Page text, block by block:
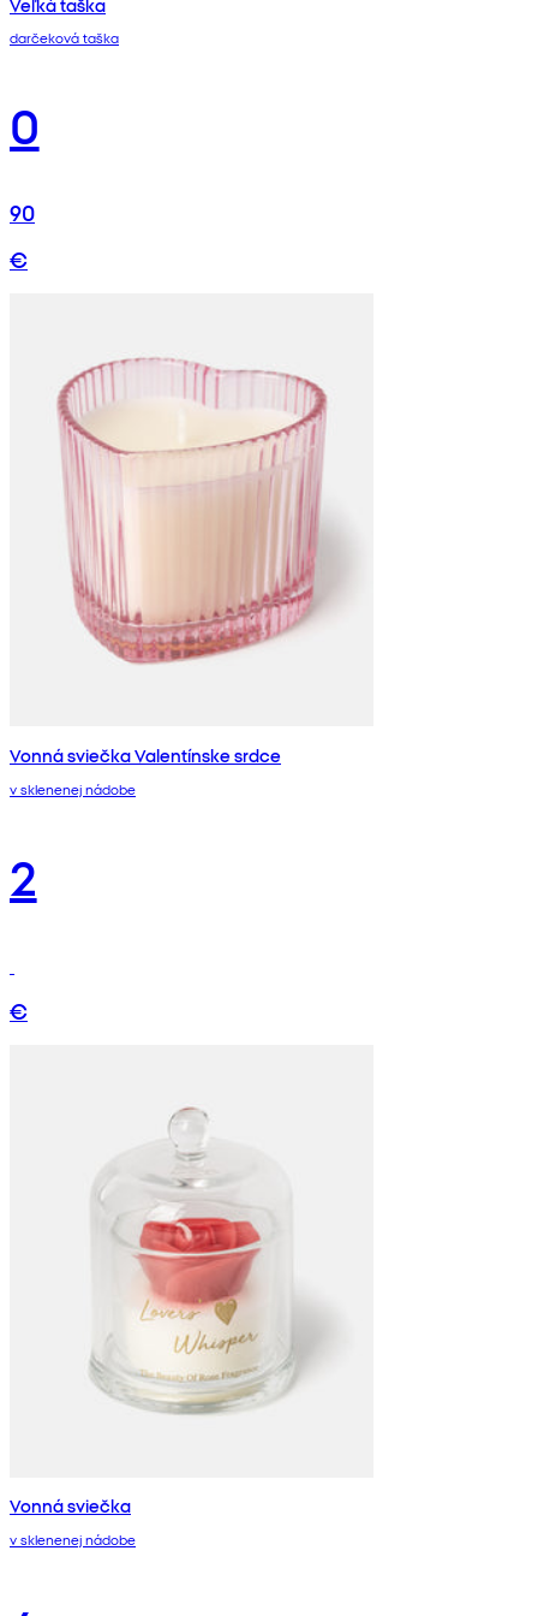
darčeková taška
0
90
€
Vonná sviečka Valentínske srdce
v sklenenej nádobe
2
€
Vonná sviečka
v sklenenej nádobe